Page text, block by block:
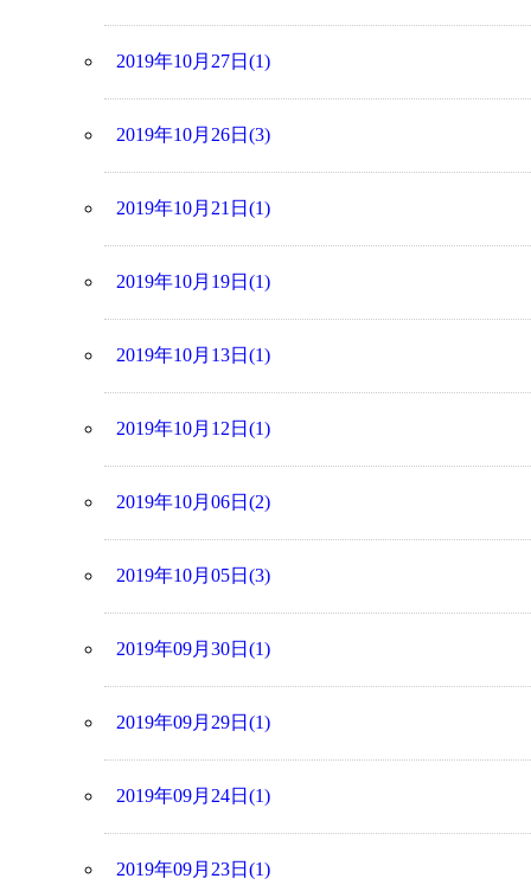
2019年10月27日(1)
2019年10月26日(3)
2019年10月21日(1)
2019年10月19日(1)
2019年10月13日(1)
2019年10月12日(1)
2019年10月06日(2)
2019年10月05日(3)
2019年09月30日(1)
2019年09月29日(1)
2019年09月24日(1)
2019年09月23日(1)